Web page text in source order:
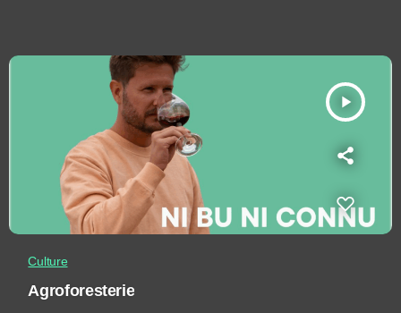
play_arrow
Culture
Agroforesterie